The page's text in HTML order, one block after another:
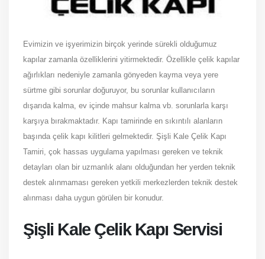
Evimizin ve işyerimizin birçok yerinde sürekli olduğumuz
kapılar zamanla özelliklerini yitirmektedir. Özellikle çelik kapılar
ağırlıkları nedeniyle zamanla gönyeden kayma veya yere
sürtme gibi sorunlar doğuruyor, bu sorunlar kullanıcıların
dışarıda kalma, ev içinde mahsur kalma vb. sorunlarla karşı
karşıya bırakmaktadır. Kapı tamirinde en sıkıntılı alanların
başında çelik kapı kilitleri gelmektedir. Şişli Kale Çelik Kapı
Tamiri, çok hassas uygulama yapılması gereken ve teknik
detayları olan bir uzmanlık alanı olduğundan her yerden teknik
destek alınmaması gereken yetkili merkezlerden teknik destek
alınması daha uygun görülen bir konudur.
Şişli Kale Çelik Kapı Servisi